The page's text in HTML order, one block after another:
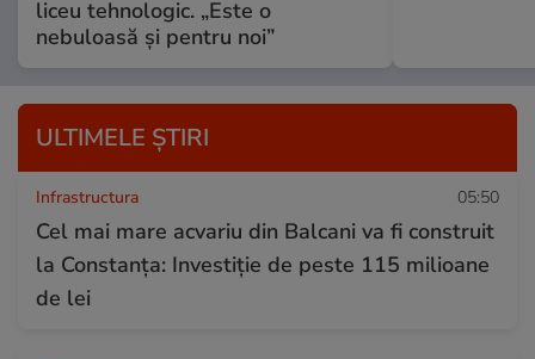
liceu tehnologic. „Este o
nebuloasă și pentru noi”
ULTIMELE ȘTIRI
Infrastructura 05:50
Cel mai mare acvariu din Balcani va fi construit
la Constanța: Investiție de peste 115 milioane
de lei